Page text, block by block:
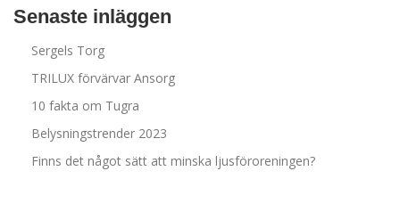
Senaste inläggen
Sergels Torg
TRILUX förvärvar Ansorg
10 fakta om Tugra
Belysningstrender 2023
Finns det något sätt att minska ljusföroreningen?